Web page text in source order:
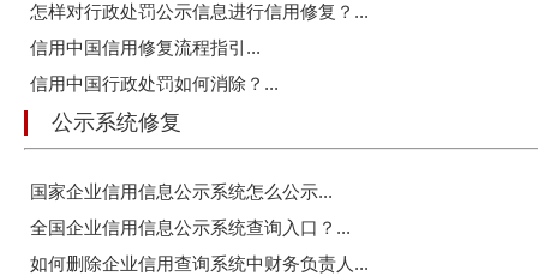
怎样对行政处罚公示信息进行信用修复？...
信用中国信用修复流程指引...
信用中国行政处罚如何消除？...
公示系统修复
国家企业信用信息公示系统怎么公示...
全国企业信用信息公示系统查询入口？...
如何删除企业信用查询系统中财务负责人...